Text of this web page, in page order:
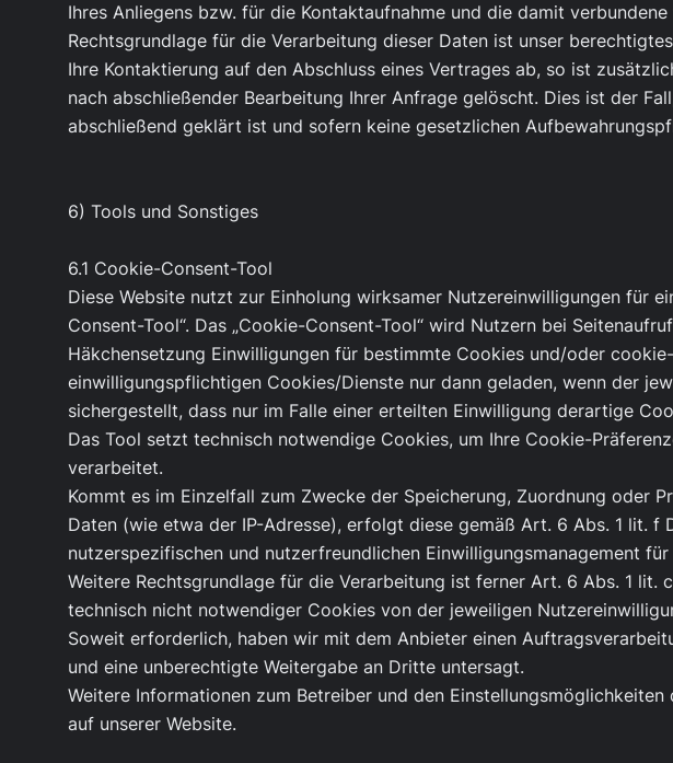
Ihres Anliegens bzw. für die Kontaktaufnahme und die damit
Rechtsgrundlage für die Verarbeitung dieser Daten ist unser
Ihre Kontaktierung auf den Abschluss eines Vertrages ab, so ist
nach abschließender Bearbeitung Ihrer Anfrage gelöscht. Dies ist der
abschließend geklärt ist und sofern keine gesetzlichen
6) Tools und Sonstiges
6.1 Cookie-Consent-Tool
Diese Website nutzt zur Einholung wirksamer Nutzereinwilligungen für
Consent-Tool“. Das „Cookie-Consent-Tool“ wird Nutzern bei
Häkchensetzung Einwilligungen für bestimmte Cookies und/oder
einwilligungspflichtigen Cookies/Dienste nur dann geladen, wenn der
sichergestellt, dass nur im Falle einer erteilten Einwilligung derartige
Das Tool setzt technisch notwendige Cookies, um Ihre Cookie-
verarbeitet.
Kommt es im Einzelfall zum Zwecke der Speicherung, Zuordnung oder
Daten (wie etwa der IP-Adresse), erfolgt diese gemäß Art. 6 Abs. 1 lit. f
nutzerspezifischen und nutzerfreundlichen Einwilligungsmanagement
Weitere Rechtsgrundlage für die Verarbeitung ist ferner Art. 6 Abs. 1
technisch nicht notwendiger Cookies von der jeweiligen
Soweit erforderlich, haben wir mit dem Anbieter einen
und eine unberechtigte Weitergabe an Dritte untersagt.
Weitere Informationen zum Betreiber und den
auf unserer Website.